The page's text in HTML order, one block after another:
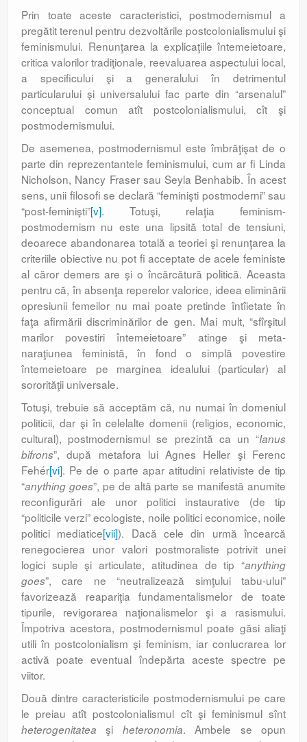
Prin toate aceste caracteristici, postmodernismul a
pregătit terenul pentru dezvoltările postcolonialismului şi
feminismului. Renunţarea la explicaţiile întemeietoare,
critica valorilor tradiţionale, reevaluarea aspectului local,
a specificului şi a generalului în detrimentul
particularului şi universalului fac parte din “arsenalul”
conceptual comun atît postcolonialismului, cît şi
postmodernis­mului.
De asemenea, postmodernismul este îmbrăţişat de o
parte din reprezentantele feminismului, cum ar fi Linda
Nicholson, Nancy Fraser sau Seyla Benhabib. În acest
sens, unii filosofi se declară “feminişti postmoderni” sau
“post-feminişti”[v]. Totuşi, relaţia feminism-
postmodernism nu este una lipsită total de tensiuni,
deoarece abandonarea totală a teoriei şi renunţarea la
criteriile obiective nu pot fi acceptate de acele feministe
al căror demers are şi o încărcătură politică. Aceasta
pentru că, în absenţa reperelor valorice, ideea eliminării
opresiunii femeilor nu mai poate pretinde întîietate în
faţa afirmării discriminărilor de gen. Mai mult, “sfîrşitul
marilor povestiri întemeietoare” atinge şi meta-
naraţiunea feministă, în fond o simplă povestire
întemeietoare pe marginea idealului (particular) al
sororităţii universale.
Totuşi, trebuie să acceptăm că, nu numai în domeniul
politicii, dar şi în celelalte domenii (religios, economic,
cultural), postmodernismul se prezintă ca un “Ianus
bifrons”, după metafora lui Agnes Heller şi Ferenc
Fehér[vi]. Pe de o parte apar atitudini relativiste de tip
“anything goes”, pe de altă parte se manifestă anumite
reconfigurări ale unor politici instaurative (de tip
“politicile verzi” ecologiste, noile politici economice, noile
politici mediatice[vii]). Dacă cele din urmă încearcă
renegocierea unor valori postmoraliste potrivit unei
logici suple şi articulate, atitudinea de tip “anything
goes”, care ne “neutralizează simţului tabu-ului”
favorizează reapariţia fundamenta­lis­melor de toate
tipurile, revigorarea naţionalismelor şi a rasismului.
Împotriva acestora, postmodernis­mul poate găsi aliaţi
utili în postcolonialism şi feminism, iar conlucrarea lor
activă poate eventual îndepărta aceste spectre pe
viitor.
Două dintre caracteristicile postmodernismului pe care
le preiau atît postcolonialismul cît şi feminismul sînt
heterogenitatea şi heteronomia. Ambele se opun